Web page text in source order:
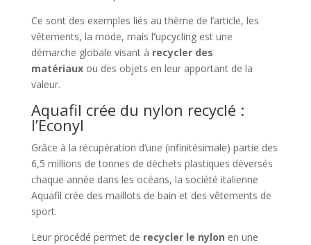
Ce sont des exemples liés au thème de l’article, les
vêtements, la mode, mais l‘upcycling est une
démarche globale visant à recycler des
matériauxou des objets en leur apportant de la
valeur.
Aquafil crée du nylon recyclé :
l’Econyl
Grâce à la récupération d’une (infinitésimale) partie des
6,5 millions de tonnes de déchets plastiques déversés
chaque année dans les océans, la société italienne
Aquafil crée des maillots de bain et des vêtements de
sport.
Leur procédé permet de recycler le nylon en une